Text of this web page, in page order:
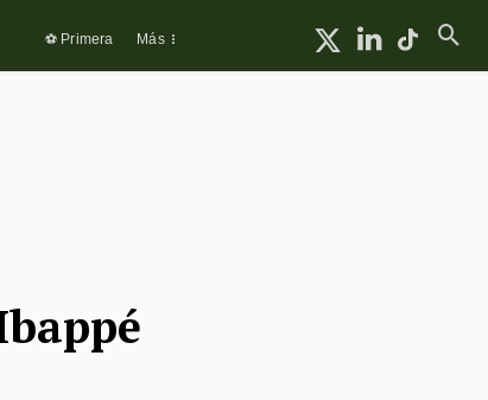
⚽ Primera Más